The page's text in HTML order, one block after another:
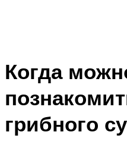
Когда
грибного